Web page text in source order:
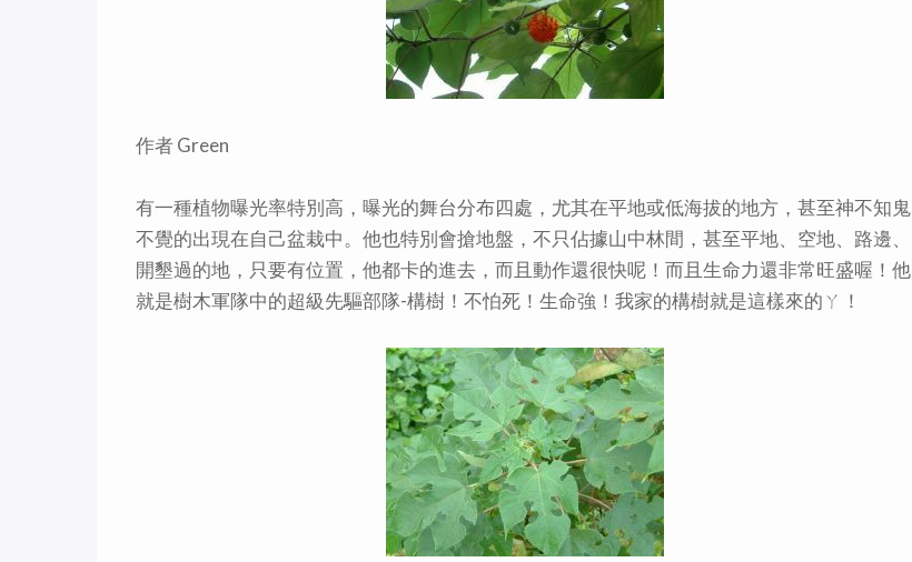
作者 Green
有一種植物曝光率特別高，曝光的舞台分布四處，尤其在平地或低海拔的地方，甚至神不知鬼
不覺的出現在自己盆栽中。他也特別會搶地盤，不只佔據山中林間，甚至平地、空地、路邊、
開墾過的地，只要有位置，他都卡的進去，而且動作還很快呢！而且生命力還非常旺盛喔！他
就是樹木軍隊中的超級先驅部隊-構樹！不怕死！生命強！我家的構樹就是這樣來的ㄚ！